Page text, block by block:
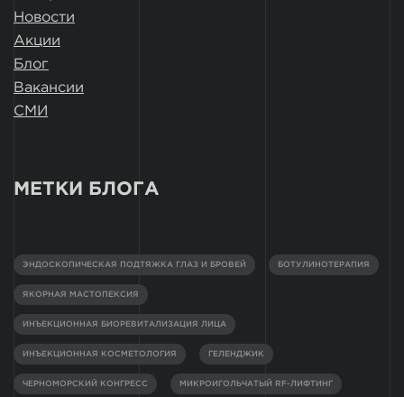
Новости
Акции
Блог
Вакансии
СМИ
МЕТКИ БЛОГА
ЭНДОСКОПИЧЕСКАЯ ПОДТЯЖКА ГЛАЗ И БРОВЕЙ БОТУЛИНОТЕРАПИЯ
ЯКОРНАЯ МАСТОПЕКСИЯ
ИНЪЕКЦИОННАЯ БИОРЕВИТАЛИЗАЦИЯ ЛИЦА
ИНЪЕКЦИОННАЯ КОСМЕТОЛОГИЯ ГЕЛЕНДЖИК
ЧЕРНОМОРСКИЙ КОНГРЕСС МИКРОИГОЛЬЧАТЫЙ RF-ЛИФТИНГ